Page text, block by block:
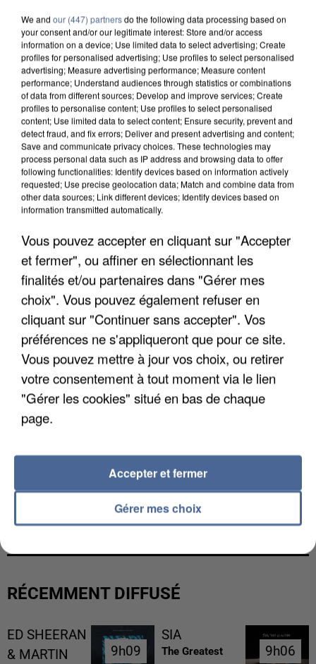
DE FAUNE SAUVAGE SONT...
L’UN DES FONDATEURS SUPPOSÉS DE LA DZ
MAFIA INTERPELLÉ EN ALGÉRIE
RÉCEMMENT DIFFUSÉ
ED SHEERAN
& MARTIN
9h09
9h09
SIA
The Greatest 9h06
9h06
We and our (447) partnersdo the following data processing based on
your consent and/or our legitimate interest: Store and/or access
information on a device; Use limited data to select advertising; Create
profiles for personalised advertising; Use profiles to select personalised
advertising; Measure advertising performance; Measure content
performance; Understand audiences through statistics or combinations
of data from different sources; Develop and improve services; Create
profiles to personalise content; Use profiles to select personalised
content; Use limited data to select content; Ensure security, prevent and
detect fraud, and fix errors; Deliver and present advertising and content;
Save and communicate privacy choices. These technologies may
process personal data such as IP address and browsing data to offer
following functionalities: Identify devices based on information actively
requested; Use precise geolocation data; Match and combine data from
other data sources; Link different devices; Identify devices based on
information transmitted automatically.
Vous pouvez accepter en cliquant sur "Accepter
et fermer", ou affiner en sélectionnant les
finalités et/ou partenaires dans "Gérer mes
choix". Vous pouvez également refuser en
cliquant sur "Continuer sans accepter". Vos
préférences ne s'appliqueront que pour ce site.
Vous pouvez mettre à jour vos choix, ou retirer
votre consentement à tout moment via le lien
"Gérer les cookies" situé en bas de chaque
page.
Gérer mes choix
Accepter et fermer